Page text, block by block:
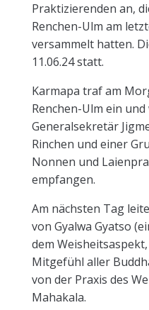
Praktizierenden an,
Renchen-Ulm am
versammelt hatten.
11.06.24 statt.
Karmapa traf am
Renchen-Ulm ein
Generalsekretär
Rinchen und einer
Nonnen und
empfangen.
Am nächsten Tag
von Gyalwa Gyatso
dem
Mitgefühl aller
von der Praxis des
Mahakala.